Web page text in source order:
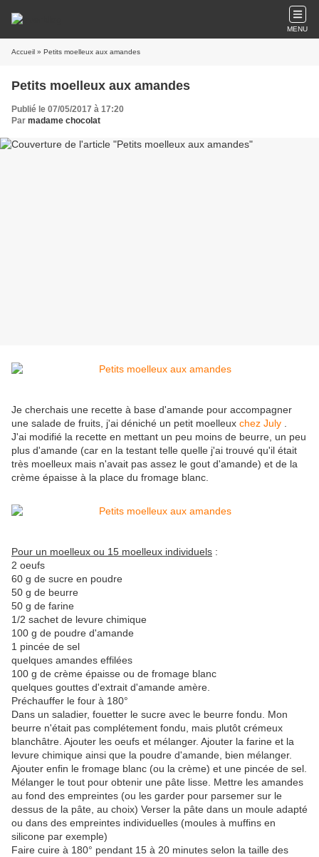
MENU
Accueil » Petits moelleux aux amandes
Petits moelleux aux amandes
Publié le 07/05/2017 à 17:20
Par madame chocolat
Je cherchais une recette à base d'amande pour accompagner
une salade de fruits, j'ai déniché un petit moelleux chez July
J'ai modifié la recette en mettant un peu moins de beurre, un peu
plus d'amande (car en la testant telle quelle j'ai trouvé qu'il était
très moelleux mais n'avait pas assez le gout d'amande) et de la
crème épaisse à la place du fromage blanc.
Pour un moelleux ou 15 moelleux individuels :
2 oeufs
60 g de sucre en poudre
50 g de beurre
50 g de farine
1/2 sachet de levure chimique
100 g de poudre d'amande
1 pincée de sel
quelques amandes effilées
100 g de crème épaisse ou de fromage blanc
quelques gouttes d'extrait d'amande amère.
Préchauffer le four à 180°
Dans un saladier, fouetter le sucre avec le beurre fondu. Mon
beurre n'était pas complétement fondu, mais plutôt crémeux
blanchâtre. Ajouter les oeufs et mélanger. Ajouter la farine et la
levure chimique ainsi que la poudre d'amande, bien mélanger.
Ajouter enfin le fromage blanc (ou la crème) et une pincée de sel.
Mélanger le tout pour obtenir une pâte lisse. Mettre les amandes
au fond des empreintes (ou les garder pour parsemer sur le
dessus de la pâte, au choix) Verser la pâte dans un moule adapté
ou dans des empreintes individuelles (moules à muffins en
silicone par exemple)
Faire cuire à 180° pendant 15 à 20 minutes selon la taille des